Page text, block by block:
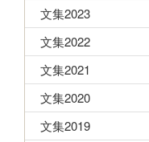
文集2023
文集2022
文集2021
文集2020
文集2019